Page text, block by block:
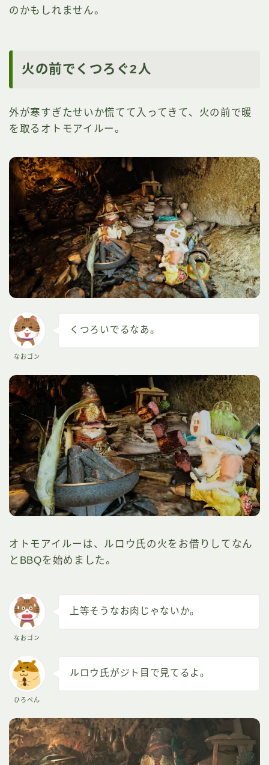
のかもしれません。
火の前でくつろぐ2人
外が寒すぎたせいか慌てて入ってきて、火の前で暖
を取るオトモアイルー。
なおゴン
くつろいでるなあ。
オトモアイルーは、ルロウ氏の火をお借りしてなん
とBBQを始めました。
なおゴン
上等そうなお肉じゃないか。
ひろぺん
ルロウ氏がジト目で見てるよ。